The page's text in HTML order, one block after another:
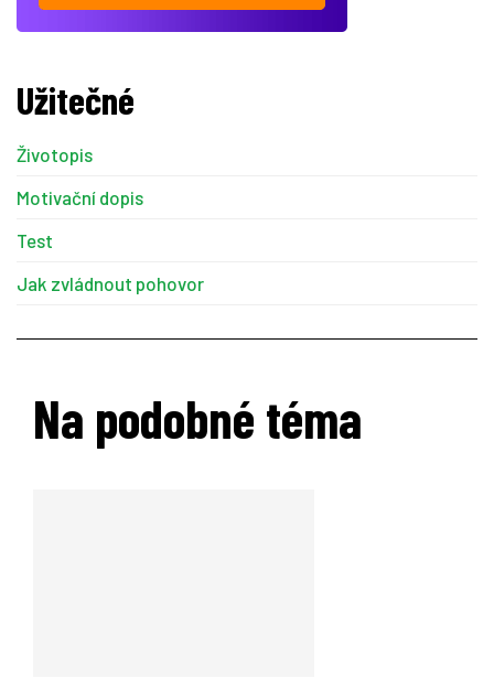
Užitečné
Životopis
Motivační dopis
Test
Jak zvládnout pohovor
Na podobné téma